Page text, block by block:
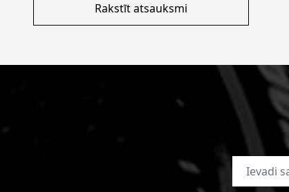
Rakstīt atsauksmi
E-pasta